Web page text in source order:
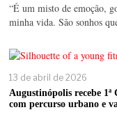
“É um misto de emoção,
minha vida. São sonhos
13 de abril de 2026
Augustinópolis recebe
com percurso urbano e